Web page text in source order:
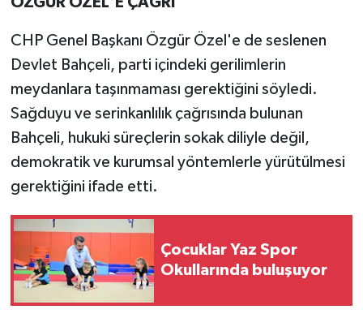
CHP Genel Başkanı Özgür Özel'e de seslenen
Devlet Bahçeli, parti içindeki gerilimlerin
meydanlara taşınmaması gerektiğini söyledi.
Sağduyu ve serinkanlılık çağrısında bulunan
Bahçeli, hukuki süreçlerin sokak diliyle değil,
demokratik ve kurumsal yöntemlerle yürütülmesi
gerektiğini ifade etti.
Çocuklar Yaz Spor
Okullarında buluşuyor